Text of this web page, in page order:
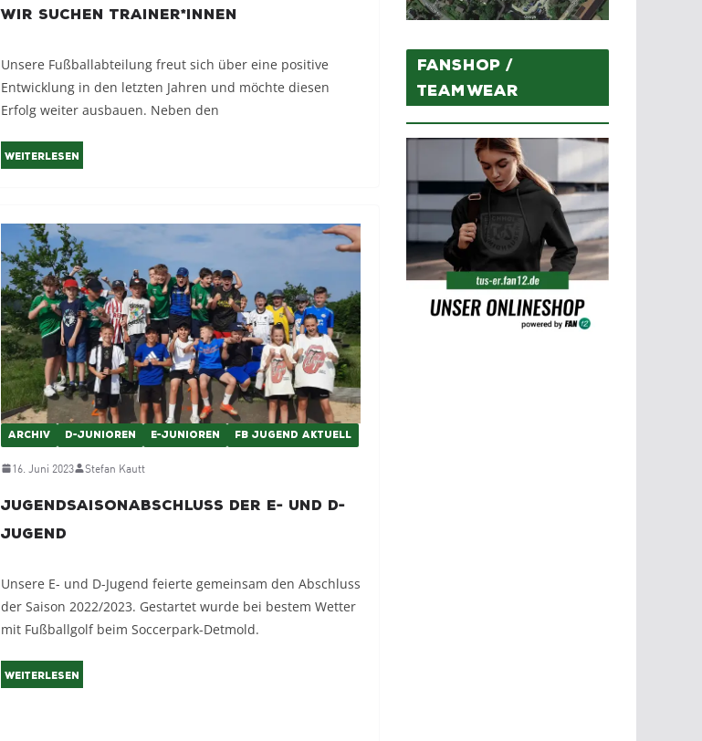
Wir suchen Trainer*innen
Unsere Fußballabteilung freut sich über eine positive
Entwicklung in den letzten Jahren und möchte diesen
Erfolg weiter ausbauen. Neben den
Weiterlesen
ARCHIV D-JUNIOREN E-JUNIOREN FB JUGEND AKTUELL
16. Juni 2023 Stefan Kautt
Jugendsaisonabschluss der E- und D-
Jugend
Unsere E- und D-Jugend feierte gemeinsam den Abschluss
der Saison 2022/2023. Gestartet wurde bei bestem Wetter
mit Fußballgolf beim Soccerpark-Detmold.
Weiterlesen
Fanshop /
Teamwear